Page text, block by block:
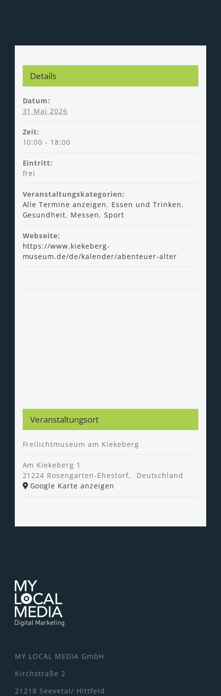
Details
Datum:
31 Mai 2026
Zeit:
10:00 - 18:00
Eintritt:
frei
Veranstaltungskategorien:
Alle Termine anzeigen, Essen und Trinken,
Gesundheit, Messen,Sport
Webseite:
https://www.kiekeberg-
museum.de/de/kalender/abenteuer-alter
Veranstaltungsort
Freilichtmuseum am Kiekeberg
Am Kiekeberg 1
21224 Rosengarten-Ehestorf,
Deutschland
Google Karte anzeigen
MY LOCAL MEDIA GmbH
Kirchstraße 2
21218 Seevetal/ Hittfeld